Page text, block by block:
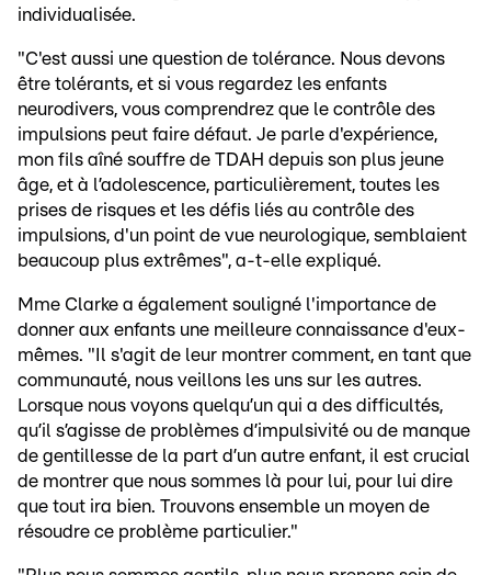
individualisée.
"C'est aussi une question de tolérance. Nous devons
être tolérants, et si vous regardez les enfants
neurodivers, vous comprendrez que le contrôle des
impulsions peut faire défaut. Je parle d'expérience,
mon fils aîné souffre de TDAH depuis son plus jeune
âge, et à l’adolescence, particulièrement, toutes les
prises de risques et les défis liés au contrôle des
impulsions, d'un point de vue neurologique, semblaient
beaucoup plus extrêmes", a-t-elle expliqué.
Mme Clarke a également souligné l'importance de
donner aux enfants une meilleure connaissance d'eux-
mêmes. "Il s'agit de leur montrer comment, en tant que
communauté, nous veillons les uns sur les autres.
Lorsque nous voyons quelqu’un qui a des difficultés,
qu’il s’agisse de problèmes d’impulsivité ou de manque
de gentillesse de la part d’un autre enfant, il est crucial
de montrer que nous sommes là pour lui, pour lui dire
que tout ira bien. Trouvons ensemble un moyen de
résoudre ce problème particulier."